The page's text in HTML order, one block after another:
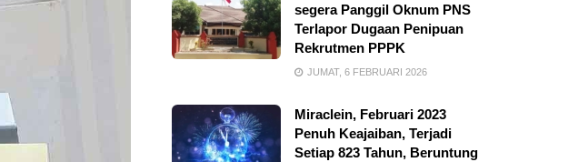
segera Panggil Oknum PNS
Terlapor Dugaan Penipuan
Rekrutmen PPPK
JUMAT, 6 FEBRUARI 2026
Miraclein, Februari 2023
Penuh Keajaiban, Terjadi
Setiap 823 Tahun, Beruntung